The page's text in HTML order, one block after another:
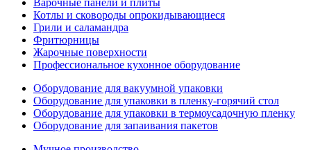
Варочные панели и плиты
Котлы и сковороды опрокидывающиеся
Грили и саламандра
Фритюрницы
Жарочные поверхности
Профессиональное кухонное оборудование
Оборудование для вакуумной упаковки
Оборудование для упаковки в пленку-горячий стол
Оборудование для упаковки в термоусадочную пленку
Оборудование для запаивания пакетов